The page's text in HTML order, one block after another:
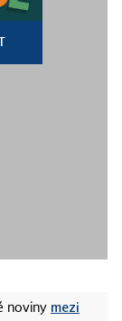
noviny mezi